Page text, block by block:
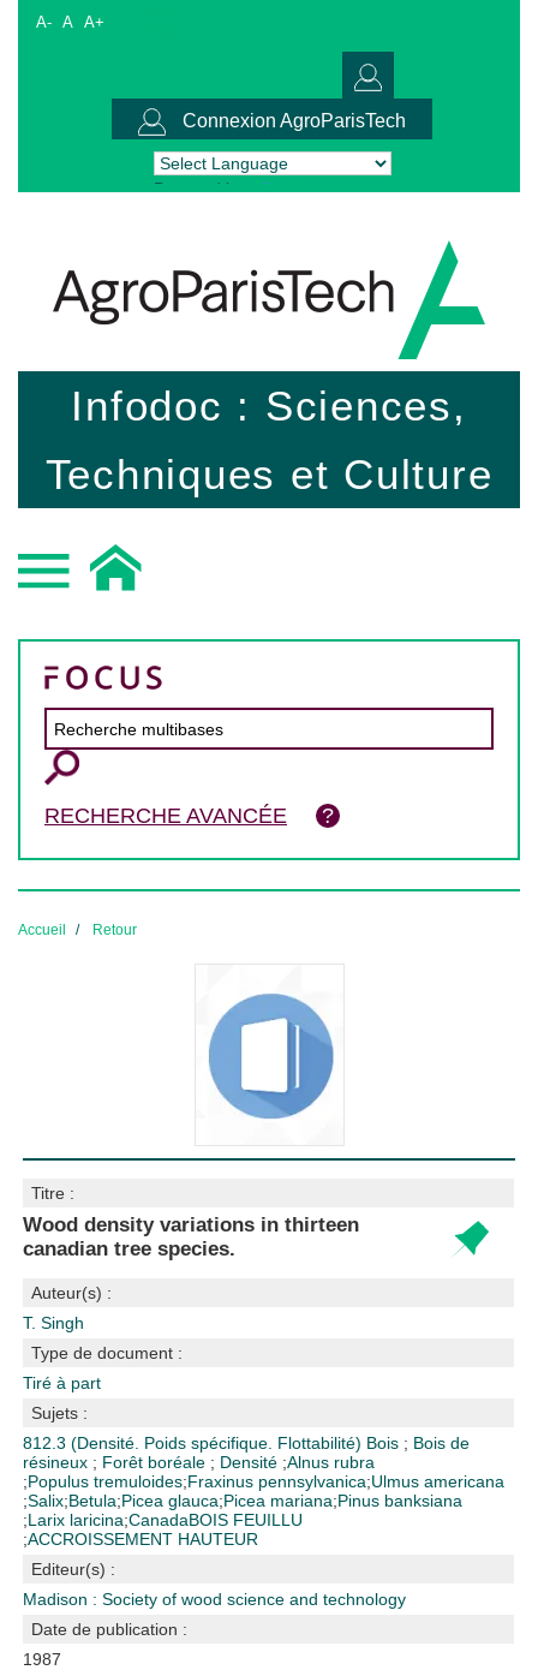
A- A A+
Connexion AgroParisTech
Powered by Translate
Infodoc : Sciences,
Techniques et Culture
RECHERCHE AVANCÉE
Accueil Retour
Titre :
Wood density variations in thirteen
canadian tree species.
Auteur(s) :
T. Singh
Type de document :
Tiré à part
Sujets :
812.3 (Densité. Poids spécifique. Flottabilité) Bois ; Bois de
résineux ; Forêt boréale ; Densité ;Alnus rubra
;Populus tremuloides;Fraxinus pennsylvanica;Ulmus americana
;Salix;Betula;Picea glauca;Picea mariana;Pinus banksiana
;Larix laricina;CanadaBOIS FEUILLU
;ACCROISSEMENT HAUTEUR
Editeur(s) :
Madison : Society of wood science and technology
Date de publication :
1987